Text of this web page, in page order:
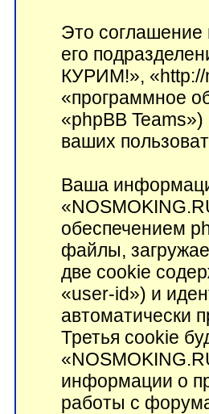
Это
его
КУРИМ!», «http://
«программное
«phpBB
ваших
Ваша
обеспечением
файлы,
две cookie
«user-id») и
автоматически
Третья cookie
информации о
работы с